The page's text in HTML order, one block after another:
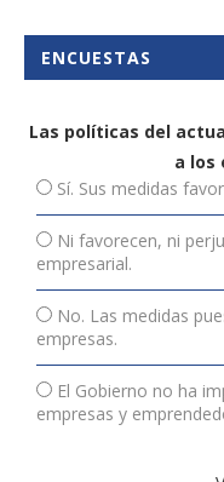
ENCUESTAS
Las políticas del
a los
Sí. Sus medidas
Ni favorecen, ni
empresarial.
No. Las medidas
empresas.
El Gobierno no ha
empresas y